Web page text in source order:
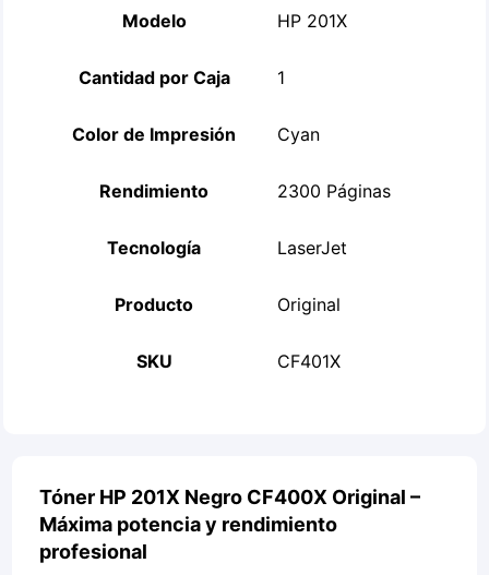
Modelo HP 201X
Cantidad por Caja 1
Color de Impresión Cyan
Rendimiento 2300 Páginas
Tecnología LaserJet
Producto Original
SKU CF401X
Tóner HP 201X Negro CF400X Original –
Máxima potencia y rendimiento
profesional